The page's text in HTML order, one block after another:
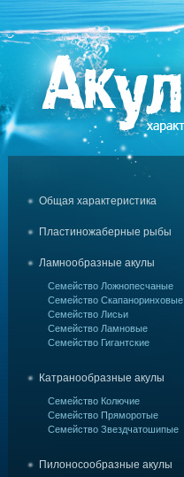
Общая характеристика
Пластиножаберные рыбы
Ламнообразные акулы
Семейство Ложнопесчаные
Семейство Скапаноринховые
Семейство Лисьи
Семейство Ламновые
Семейство Гигантские
Катранообразные акулы
Семейство Колючие
Семейство Пряморотые
Семейство Звездчатошипые
Пилоносообразные акулы